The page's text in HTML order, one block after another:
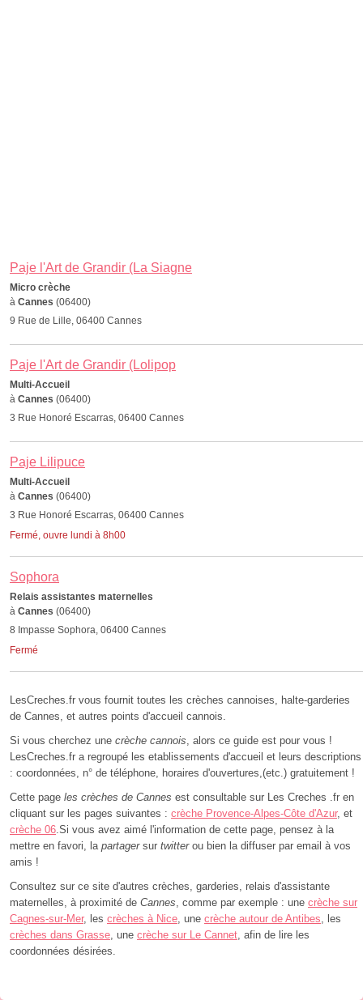
Paje l'Art de Grandir (La Siagne
Micro crèche
à Cannes (06400)
9 Rue de Lille, 06400 Cannes
Paje l'Art de Grandir (Lolipop
Multi-Accueil
à Cannes (06400)
3 Rue Honoré Escarras, 06400 Cannes
Paje Lilipuce
Multi-Accueil
à Cannes (06400)
3 Rue Honoré Escarras, 06400 Cannes
Fermé, ouvre lundi à 8h00
Sophora
Relais assistantes maternelles
à Cannes (06400)
8 Impasse Sophora, 06400 Cannes
Fermé
LesCreches.fr vous fournit toutes les crèches cannoises, halte-garderies
de Cannes, et autres points d'accueil cannois.
Si vous cherchez une crèche cannois, alors ce guide est pour vous !
LesCreches.fr a regroupé les etablissements d'accueil et leurs descriptions
: coordonnées, n° de téléphone, horaires d'ouvertures,(etc.) gratuitement !
Cette page les crèches de Cannes est consultable sur Les Creches .fr en
cliquant sur les pages suivantes : crèche Provence-Alpes-Côte d'Azur, et
crèche 06.Si vous avez aimé l'information de cette page, pensez à la
mettre en favori, la partagersur twitterou bien la diffuser par email à vos
amis !
Consultez sur ce site d'autres crèches, garderies, relais d'assistante
maternelles, à proximité de Cannes, comme par exemple : une crèche sur
Cagnes-sur-Mer, les crèches à Nice, une crèche autour de Antibes, les
crèches dans Grasse, une crèche sur Le Cannet, afin de lire les
coordonnées désirées.